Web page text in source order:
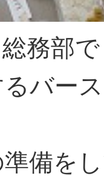
務部
バー
備を